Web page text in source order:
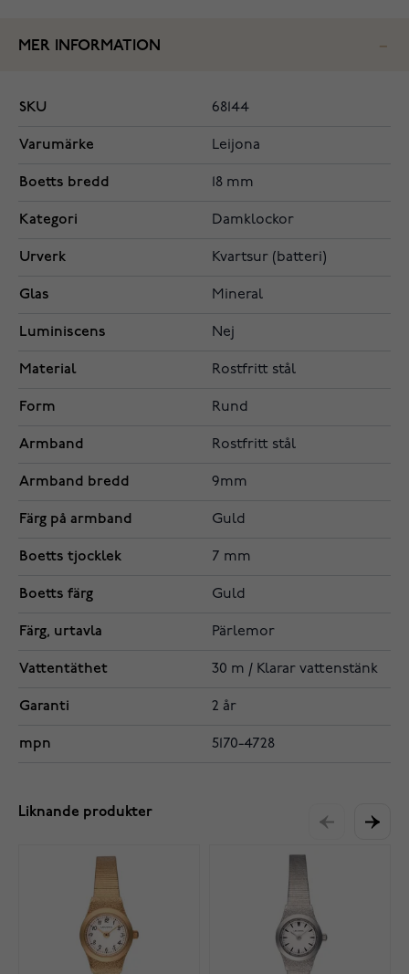
MER INFORMATION
SKU 68144
Varumärke Leijona
Boetts bredd 18 mm
Kategori Damklockor
Urverk Kvartsur (batteri)
Glas Mineral
Luminiscens Nej
Material Rostfritt stål
Form Rund
Armband Rostfritt stål
Armband bredd 9mm
Färg på armband Guld
Boetts tjocklek 7 mm
Boetts färg Guld
Färg, urtavla Pärlemor
Vattentäthet 30 m / Klarar vattenstänk
Garanti 2 år
mpn 5170-4728
Liknande produkter